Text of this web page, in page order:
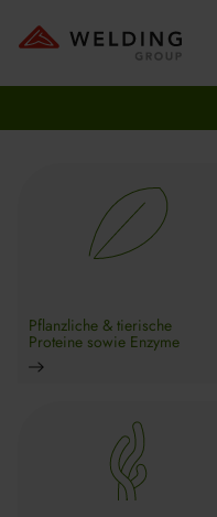
Pflanzliche & tierische
Proteine sowie Enzyme